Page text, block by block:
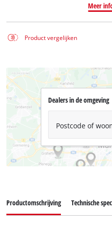
Meer
Product vergelijken
Dealers in de omgeving
Postcode of
Productomschrijving Technische